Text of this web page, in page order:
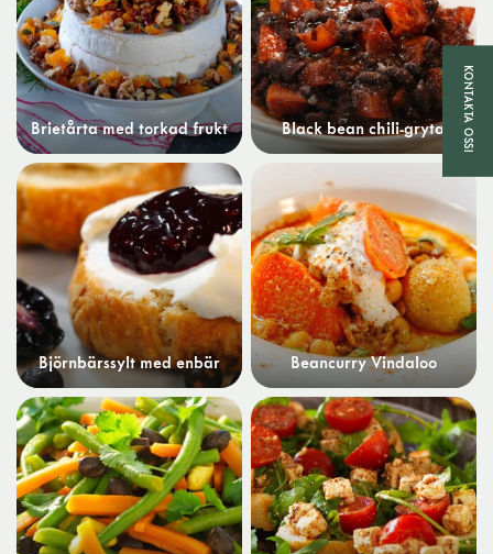
Brietårta med torkad frukt Black bean chili-gryta
Björnbärssylt med enbär Beancurry Vindaloo
KONTAKTA OSS!